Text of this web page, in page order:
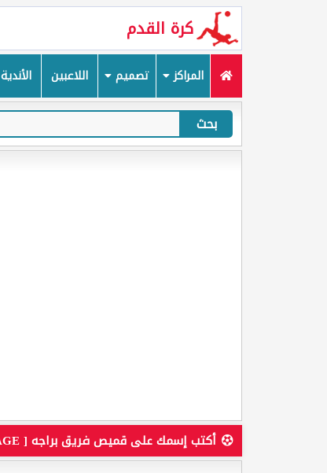
كرة القدم
المراكز تصميم اللاعبين الأندية
بحث
أكتب إسمك على قميص فريق براجه [ IK BRAGE ]